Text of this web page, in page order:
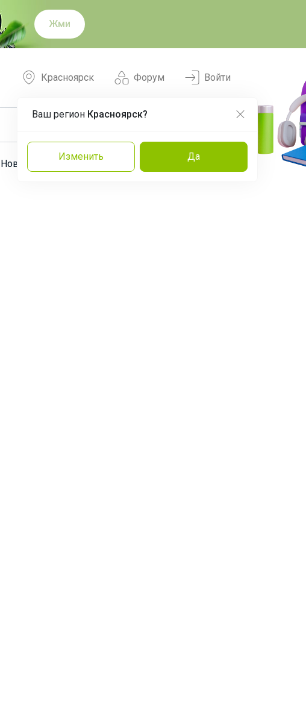
Жми
Форум
Красноярск
Ваш регион Красноярск?
Изменить Да
Войти
Новости Команда Эксперты